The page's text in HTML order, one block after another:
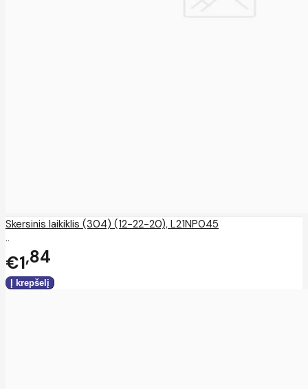
Skersinis laikiklis (304) (12-22-20), L21NP045
..
€1 84